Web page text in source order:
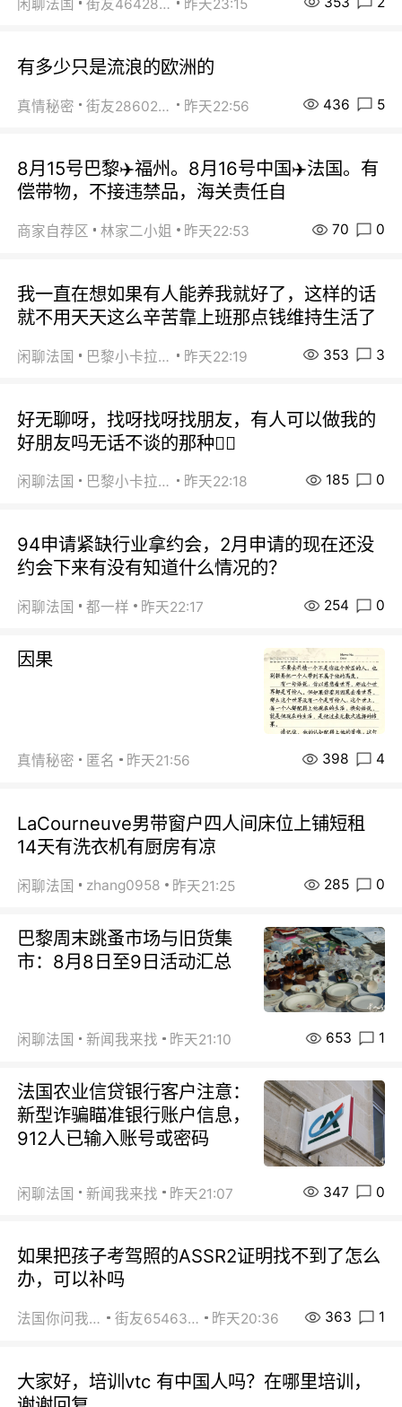
闲聊法国 街友46428878 昨天23:15
有多少只是流浪的欧洲的
真情秘密 街友28602925 昨天22:56 436 5
8月15号巴黎✈️福州。8月16号中国✈️法国。有
偿带物，不接违禁品，海关责任自
商家自荐区 林家二小姐 昨天22:53 70 0
我一直在想如果有人能养我就好了，这样的话
就不用天天这么辛苦靠上班那点钱维持生活了
闲聊法国 巴黎小卡拉咪 昨天22:19 353 3
好无聊呀，找呀找呀找朋友，有人可以做我的
好朋友吗无话不谈的那种😮‍💨
闲聊法国 巴黎小卡拉咪 昨天22:18 185 0
94申请紧缺行业拿约会，2月申请的现在还没
约会下来有没有知道什么情况的？
闲聊法国 都一样 昨天22:17 254 0
因果
真情秘密 匿名 昨天21:56 398 4
LaCourneuve男带窗户四人间床位上铺短租
14天有洗衣机有厨房有凉
闲聊法国 zhang0958 昨天21:25 285 0
巴黎周末跳蚤市场与旧货集
市：8月8日至9日活动汇总
闲聊法国 新闻我来找 昨天21:10 653 1
法国农业信贷银行客户注意：
新型诈骗瞄准银行账户信息，
912人已输入账号或密码
闲聊法国 新闻我来找 昨天21:07 347 0
如果把孩子考驾照的ASSR2证明找不到了怎么
办，可以补吗
法国你问我答 街友65463281 昨天20:36 363 1
大家好，培训vtc 有中国人吗？在哪里培训，